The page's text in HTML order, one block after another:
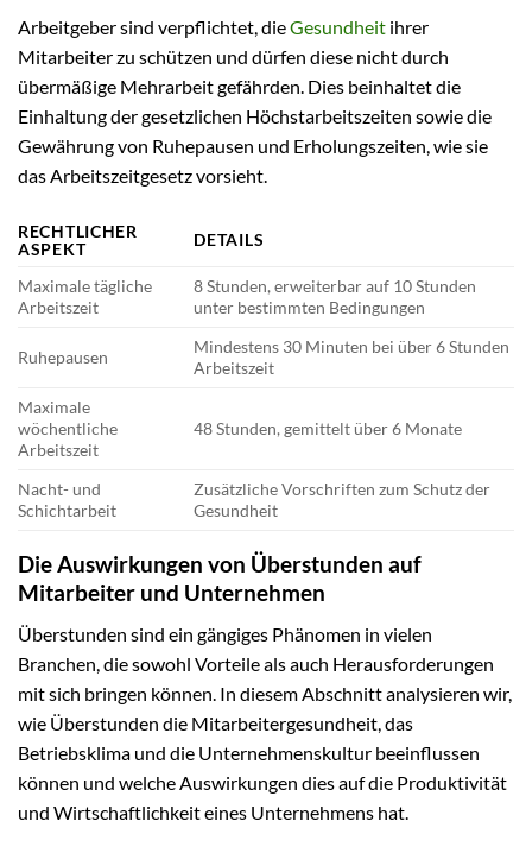
Arbeitgeber sind verpflichtet, dieGesundheit ihrer
Mitarbeiter zu schützen und dürfen diese nicht durch
übermäßige Mehrarbeit gefährden. Dies beinhaltet die
Einhaltung der gesetzlichen Höchstarbeitszeiten sowie die
Gewährung von Ruhepausen und Erholungszeiten, wie sie
das Arbeitszeitgesetz vorsieht.
RECHTLICHER
ASPEKT
DETAILS
Maximale tägliche
Arbeitszeit
8 Stunden, erweiterbar auf 10 Stunden
unter bestimmten Bedingungen
Ruhepausen
Mindestens 30 Minuten bei über 6 Stunden
Arbeitszeit
Maximale
wöchentliche
Arbeitszeit
48 Stunden, gemittelt über 6 Monate
Nacht- und
Schichtarbeit
Zusätzliche Vorschriften zum Schutz der
Gesundheit
Die Auswirkungen von Überstunden auf
Mitarbeiter und Unternehmen
Überstunden sind ein gängiges Phänomen in vielen
Branchen, die sowohl Vorteile als auch Herausforderungen
mit sich bringen können. In diesem Abschnitt analysieren wir,
wie Überstunden die Mitarbeitergesundheit, das
Betriebsklima und die Unternehmenskultur beeinflussen
können und welche Auswirkungen dies auf die Produktivität
und Wirtschaftlichkeit eines Unternehmens hat.